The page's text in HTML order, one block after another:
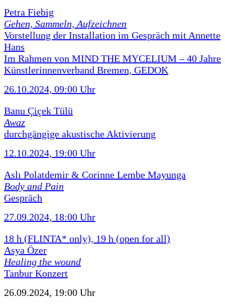
Petra Fiebig
Gehen, Sammeln, Aufzeichnen
Vorstellung der Installation im Gespräch mit Annette
Hans
Im Rahmen von MIND THE MYCELIUM – 40 Jahre
Künstlerinnenverband Bremen, GEDOK
26.10.2024, 09:00 Uhr
Banu Çiçek Tülü
Awaz
durchgängige akustische Aktivierung
12.10.2024, 19:00 Uhr
Aslı Polatdemir & Corinne Lembe Mayunga
Body and Pain
Gespräch
27.09.2024, 18:00 Uhr
18 h (FLINTA* only), 19 h (open for all)
Asya Özer
Healing the wound
Tanbur Konzert
26.09.2024, 19:00 Uhr